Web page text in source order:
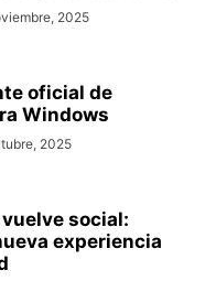
2025
oficial de
Windows
2025
social:
experiencia